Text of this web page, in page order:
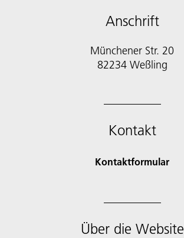
Anschrift
Münchener Str. 20
Kontakt
Kontaktformular
Über die Website